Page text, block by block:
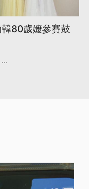
80歲嬤參賽鼓
...